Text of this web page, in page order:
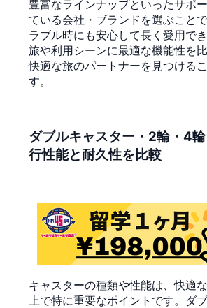
豊富なラインナップといったサポ
ている会社・ブランドを選ぶこと
ラブル時にも安心して長く愛用で
旅や利用シーンに最適な機能性を
快適な旅のパートナーを見つける
す。
ダブルキャスター・2輪・4
行性能と耐久性を比較
キャスターの種類や性能は、快適
上で特に重要なポイントです。ダ